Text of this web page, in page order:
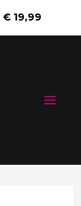
€ 19,99